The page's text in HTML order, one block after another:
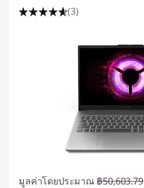
(3)
มูลค่าโดยประมาณ ฿50,603.79